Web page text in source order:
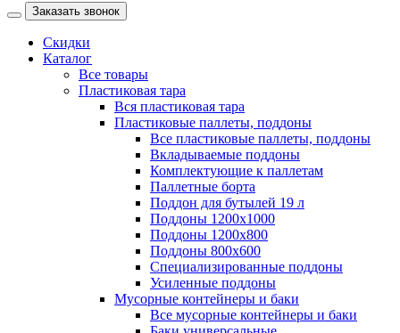
Заказать звонок
Скидки
Каталог
Все товары
Пластиковая тара
Вся пластиковая тара
Пластиковые паллеты, поддоны
Все пластиковые паллеты, поддоны
Вкладываемые поддоны
Комплектующие к паллетам
Паллетные борта
Поддон для бутылей 19 л
Поддоны 1200х1000
Поддоны 1200х800
Поддоны 800х600
Специализированные поддоны
Усиленные поддоны
Мусорные контейнеры и баки
Все мусорные контейнеры и баки